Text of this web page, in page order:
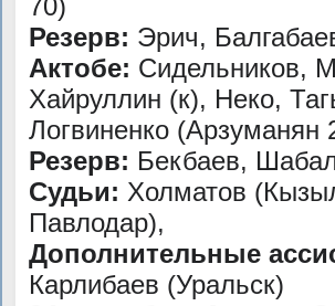
70)
Резерв: Эрич,
Актобе: Сидельников,
Хайруллин (к), Неко,
Логвиненко (Арзуманян
Резерв: Бекбаев,
Судьи: Холматов
Павлодар),
Дополнительные
Карлибаев (Уральск)